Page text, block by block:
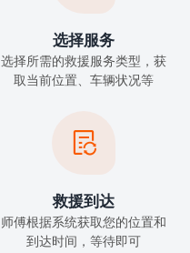
选择服务
选择所需的救援服务类型，获
取当前位置、车辆状况等

救援到达
师傅根据系统获取您的位置和
到达时间，等待即可